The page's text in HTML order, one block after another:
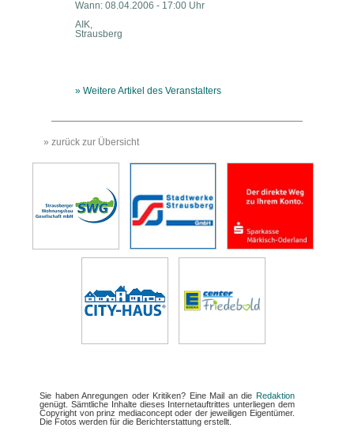
Wann: 08.04.2006 - 17:00 Uhr
AIK,
Strausberg
» Weitere Artikel des Veranstalters
» zurück zur Übersicht
Sie haben Anregungen oder Kritiken? Eine Mail an die Redaktion
genügt. Sämtliche Inhalte dieses Internetauftrittes unterliegen dem
Copyright von prinz mediaconcept oder der jeweiligen Eigentümer.
Die Fotos werden für die Berichterstattung erstellt.